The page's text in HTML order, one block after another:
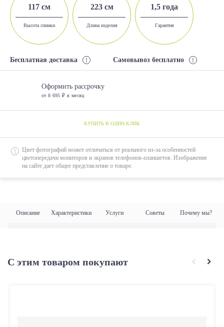
Описание Характеристики Услуги Советы Почему мы?
117 см
Высота спинки
223 см
Длина изделия
1,5 года
Гарантия
Бесплатная доставка Самовывоз бесплатно
Оформить рассрочку
от 8 695 ₽ в месяц
КУПИТЬ В ОДИН КЛИК
Цвет фотографий может отличаться от реального из-за особенностей
цветопередачи мониторов и экранов телефонов-планшетов. Изображение
на сайте дает общее представление о товаре.
С этим товаром покупают